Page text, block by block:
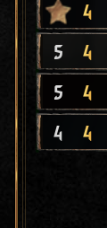
4
5 4
5 4
4 4